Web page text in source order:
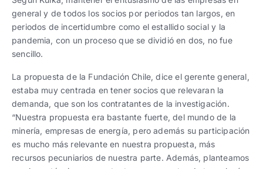
general y de todos los socios por periodos tan largos, en
periodos de incertidumbre como el estallido social y la
pandemia, con un proceso que se dividió en dos, no fue
sencillo.
La propuesta de la Fundación Chile, dice el gerente general,
estaba muy centrada en tener socios que relevaran la
demanda, que son los contratantes de la investigación.
“Nuestra propuesta era bastante fuerte, del mundo de la
minería, empresas de energía, pero además su participación
es mucho más relevante en nuestra propuesta, más
recursos pecuniarios de nuestra parte. Además, planteamos